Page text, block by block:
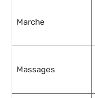
Marche
Massages